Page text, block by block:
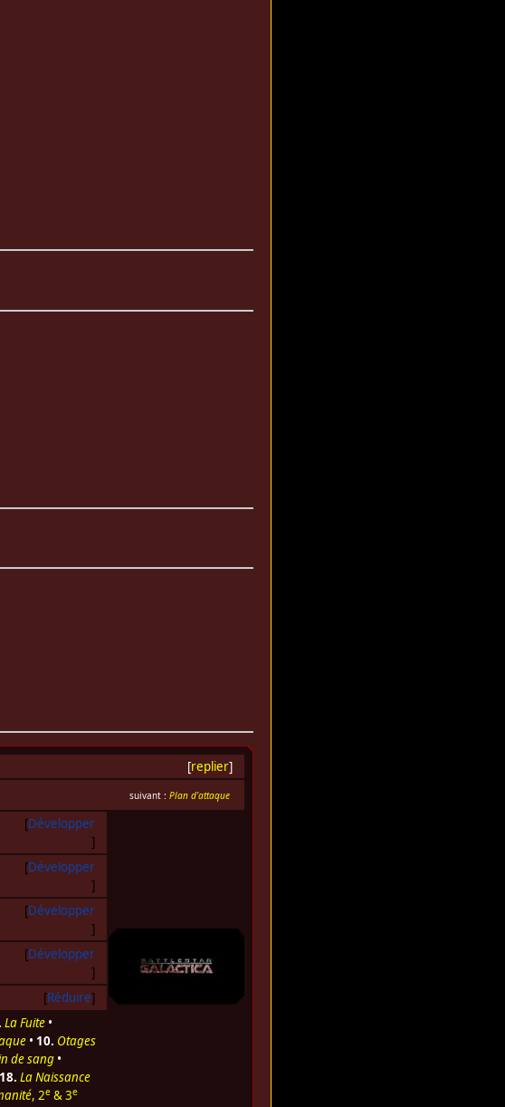
[replier]
suivant : Plan d’attaque
Développer
Développer
Développer
Développer
Réduire
La Fuite•
• 10. Otages
de sang•
18. La Naissance
, 2e& 3e